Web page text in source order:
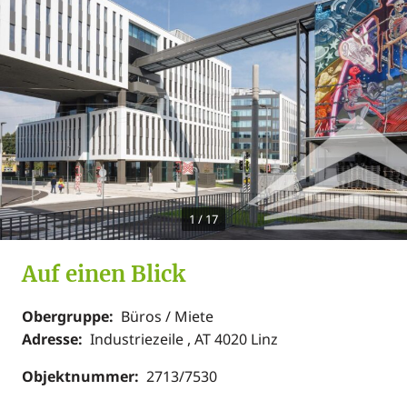
1/ 17
Auf einen Blick
Obergruppe: Büros / Miete
Adresse: Industriezeile , AT 4020 Linz
Objektnummer: 2713/7530